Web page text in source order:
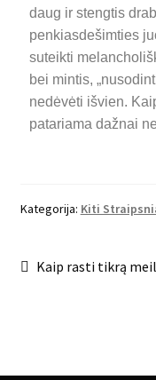
daug ir stengtis
penkiasdešimties
suteikti
bei mintis,
nedėvėti išvien.
patariama dažnai
Kategorija: Kiti
Kaip rasti tikrą